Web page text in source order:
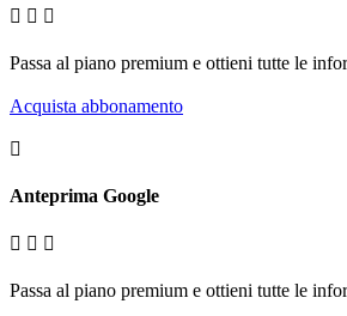
Passa al piano premium e ottieni tutte le
Acquista abbonamento
Anteprima Google
Passa al piano premium e ottieni tutte le